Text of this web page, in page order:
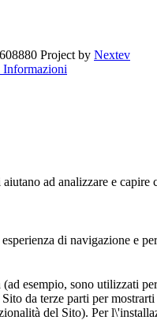
Project by Nextev
ad analizzare e capire
di navigazione e
esempio, sono utilizzati
da terze parti per
del Sito). Per